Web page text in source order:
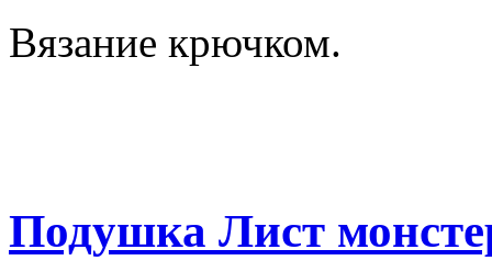
Вязание крючком.
Подушка Лист